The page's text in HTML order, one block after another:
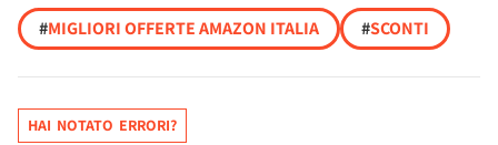
#MIGLIORI OFFERTE AMAZON ITALIA #SCONTI
HAI NOTATO ERRORI?